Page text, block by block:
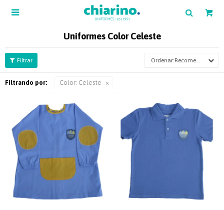

Uniformes Color Celeste
Recomendados
Filtrando por: Color: Celeste